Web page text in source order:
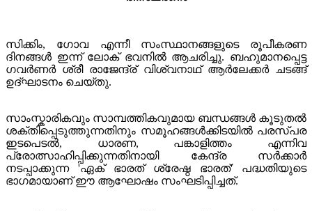
സിക്കിം, ഗോവ എന്നീ സംസ്ഥാനങ്ങളുടെ രൂപീകരണ
ദിനങ്ങൾ ഇന്ന് ലോക് ഭവനിൽ ആചരിച്ചു. ബഹുമാനപ്പെട്ട
ഗവർണർ ശ്രീ രാജേന്ദ്ര് വിശ്വനാഥ് ആർലേക്കർ ചടങ്ങ്
ഉദ്ഘാടനം ചെയ്തു.
സാംസ്കാരികവും സാമ്പത്തികവുമായ ബന്ധങ്ങൾ കൂടുതൽ
ശക്തിപ്പെടുത്തുന്നതിനും സമൂഹങ്ങൾക്കിടയിൽ പരസ്പര
ഇടപെടൽ, ധാരണ, പങ്കാളിത്തം എന്നിവ
പ്രോത്സാഹിപ്പിക്കുന്നതിനായി കേന്ദ്ര സർക്കാർ
നടപ്പാക്കുന്ന 'ഏക് ഭാരത് ശ്രേഷ്ഠ ഭാരത്' പദ്ധതിയുടെ
ഭാഗമായാണ് ഈ ആഘോഷം സംഘടിപ്പിച്ചത്.